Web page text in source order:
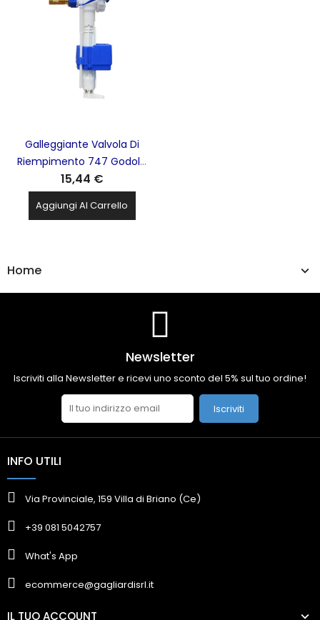
Home
Galleggiante Valvola Di
Riempimento 747 Godolo
G 3/8 Ottone Con
Adattatore E Diffusore
FLUIDMASTER - 747E-036
15,44 €
Aggiungi Al Carrello
Newsletter
Iscriviti alla Newsletter e ricevi uno sconto del 5% sul tuo ordine!
Iscriviti
INFO UTILI
Via Provinciale, 159 Villa di Briano (Ce)
+39 081 5042757
What's App
ecommerce@gagliardisrl.it
IL TUO ACCOUNT